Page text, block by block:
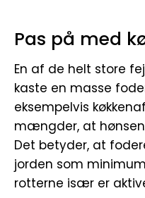
Pas på med
En af de helt store
kaste en masse
eksempelvis
mængder, at
Det betyder, at
jorden som
rotterne især er